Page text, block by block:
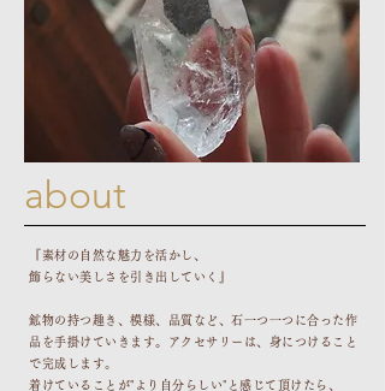
​about
『素材の自然な魅力を活かし、
飾らない美しさを引き出していく』
鉱物の持つ趣き、模様、品質など、石一つ一つに合った作
品を手掛けていきます。アクセサリーは、身につけること
で完成します。
着けていることが"より自分らしい"と感じて頂けたら、